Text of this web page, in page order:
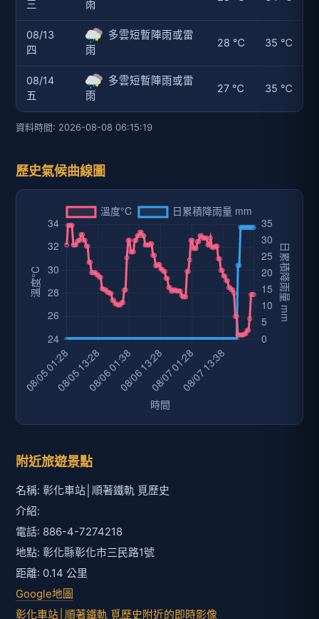
三
雨
08/13
四
多雲短暫陣雨或雷
雨
28 ℃ 35 ℃
08/14
五
多雲短暫陣雨或雷
雨
27 ℃ 35 ℃
資料時間: 2026-08-08 06:15:19
歷史氣候曲線圖
附近旅遊景點
名稱: 彰化車站│順著鐵軌 覓歷史
介紹:
電話: 886-4-7274218
地點: 彰化縣彰化市三民路1號
距離: 0.14 公里
Google地圖
彰化車站│順著鐵軌 覓歷史附近的即時影像